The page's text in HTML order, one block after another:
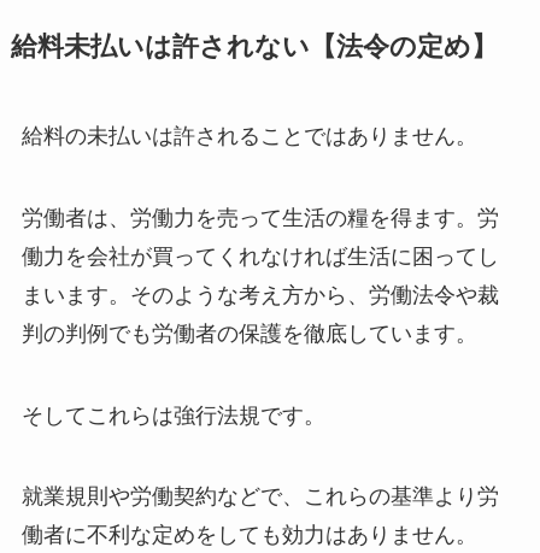
給料未払いは許されない【法令の定め】
給料の未払いは許されることではありません。
労働者は、労働力を売って生活の糧を得ます。労
働力を会社が買ってくれなければ生活に困ってし
まいます。そのような考え方から、労働法令や裁
判の判例でも労働者の保護を徹底しています。
そしてこれらは強行法規です。
就業規則や労働契約などで、これらの基準より労
働者に不利な定めをしても効力はありません。